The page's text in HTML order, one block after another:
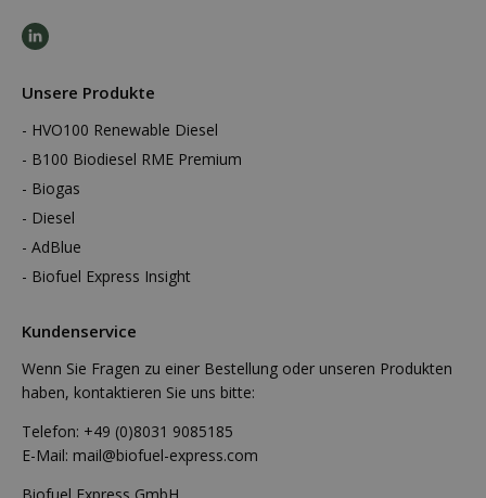
Unsere Produkte
HVO100 Renewable Diesel
B100 Biodiesel RME Premium
Biogas
Diesel
AdBlue
Biofuel Express Insight
Kundenservice
Wenn Sie Fragen zu einer Bestellung oder unseren Produkten
haben, kontaktieren Sie uns bitte:
Telefon: +49 (0)8031 9085185
E-Mail: mail@biofuel-express.com